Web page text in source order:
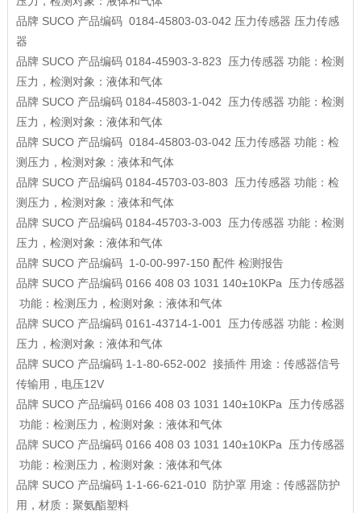
品牌 SUCO 产品编码 0184-45803-03-042 压力传感器 压力传感
器
品牌 SUCO 产品编码 0184-45903-3-823 压力传感器 功能：检测
压力，检测对象：液体和气体
品牌 SUCO 产品编码 0184-45803-1-042 压力传感器 功能：检测
压力，检测对象：液体和气体
品牌 SUCO 产品编码 0184-45803-03-042 压力传感器 功能：检
测压力，检测对象：液体和气体
品牌 SUCO 产品编码 0184-45703-03-803 压力传感器 功能：检
测压力，检测对象：液体和气体
品牌 SUCO 产品编码 0184-45703-3-003 压力传感器 功能：检测
压力，检测对象：液体和气体
品牌 SUCO 产品编码 1-0-00-997-150 配件 检测报告
品牌 SUCO 产品编码 0166 408 03 1031 140±10KPa
压力传感器
功能：检测压力，检测对象：液体和气体
品牌 SUCO 产品编码 0161-43714-1-001 压力传感器 功能：检测
压力，检测对象：液体和气体
品牌 SUCO 产品编码 1-1-80-652-002 接插件 用途：传感器信号
传输用，电压12V
品牌 SUCO 产品编码 0166 408 03 1031 140±10KPa
压力传感器
功能：检测压力，检测对象：液体和气体
品牌 SUCO 产品编码 0166 408 03 1031 140±10KPa
压力传感器
功能：检测压力，检测对象：液体和气体
品牌 SUCO 产品编码 1-1-66-621-010 防护罩 用途：传感器防护
用，材质：聚氨酯塑料